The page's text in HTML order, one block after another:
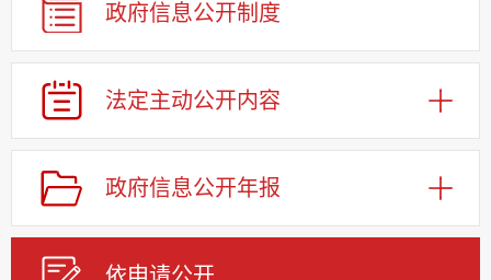
政府信息公开制度
法定主动公开内容
政府信息公开年报